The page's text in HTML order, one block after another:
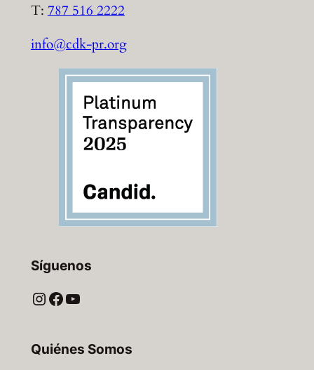
T: 787 516 2222
info@cdk-pr.org
Síguenos
Instagram Facebook YouTube
Quiénes Somos